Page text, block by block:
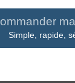
Simple, rapide,